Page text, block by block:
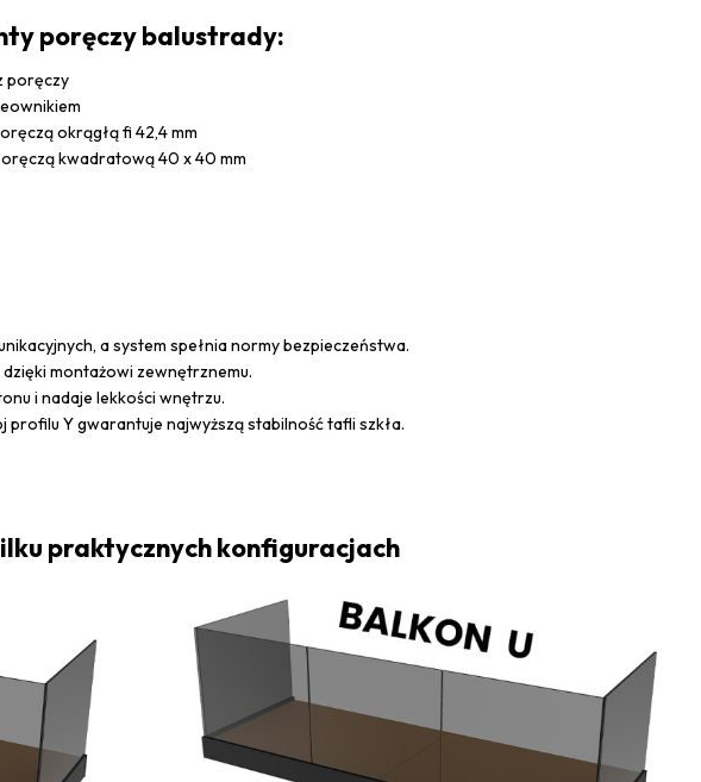
poręczy balustrady:
poręczy
okrągłą fi 42,4 mm
kwadratową 40 x 40 mm
a system spełnia normy bezpieczeństwa.
montażowi zewnętrznemu.
i nadaje lekkości wnętrzu.
Y gwarantuje najwyższą stabilność tafli szkła.
praktycznych konfiguracjach